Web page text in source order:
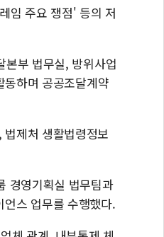
임 주요 쟁점' 등의 저
본부 법무실, 방위사업
하며 공공조달계약
제처 생활법령정보
경영기획실 법무팀과
언스 업무를 수행했다.